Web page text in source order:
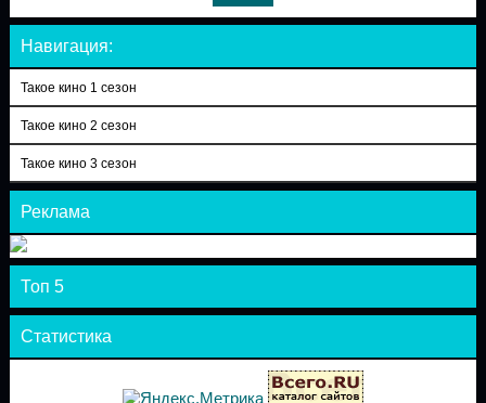
Навигация:
Такое кино 1 сезон
Такое кино 2 сезон
Такое кино 3 сезон
Реклама
Топ 5
Статистика